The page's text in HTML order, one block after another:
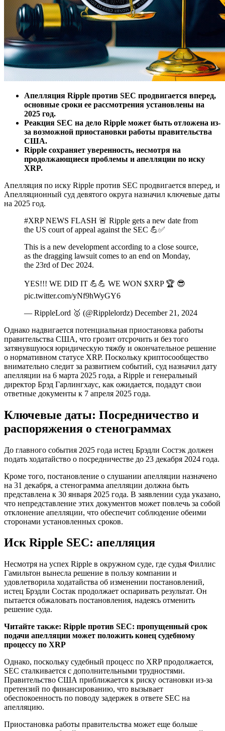
Апелляция Ripple против SEC продвигается вперед,
основные сроки ее рассмотрения установлены на
2025 год.
Реакция SEC на дело Ripple может быть отложена из-
за возможной приостановки работы правительства
США.
Ripple сохраняет уверенность, несмотря на
продолжающиеся проблемы и апелляции по иску
XRP.
Апелляция по иску Ripple против SEC продвигается вперед, и
Апелляционный суд девятого округа назначил ключевые даты
на 2025 год.
#XRP NEWS FLASH 🚨 Ripple gets a new date from
the US court of appeal against the SEC 💪✅️
This is a new development according to a close source,
as the dragging lawsuit comes to an end on Monday,
the 23rd of Dec 2024.
YES!!! WE DID IT 💪💪 WE WON $XRP 🏆 😎
pic.twitter.com/yNf9hWyGY6
— RippleLord 🥇 (@Ripplelordz) December 21, 2024
Однако надвигается потенциальная приостановка работы
правительства США, что грозит отсрочить и без того
затянувшуюся юридическую тяжбу и окончательное решение
о нормативном статусе XRP. Поскольку криптосообщество
внимательно следит за развитием событий, суд назначил дату
апелляции на 6 марта 2025 года, а Ripple и генеральный
директор Брэд Гарлингхаус, как ожидается, подадут свои
ответные документы к 7 апреля 2025 года.
Ключевые даты: Посредничество и
распоряжения о стенограммах
До главного события 2025 года истец Брэдли Состэк должен
подать ходатайство о посредничестве до 23 декабря 2024 года.
Кроме того, постановление о слушании апелляции назначено
на 31 декабря, а стенограмма апелляции должна быть
представлена к 30 января 2025 года. В заявлении суда указано,
что непредставление этих документов может повлечь за собой
отклонение апелляции, что обеспечит соблюдение обеими
сторонами установленных сроков.
Иск Ripple SEC: апелляция
Несмотря на успех Ripple в окружном суде, где судья Филлис
Гамильтон вынесла решение в пользу компании и
удовлетворила ходатайства об изменении постановлений,
истец Брэдли Состак продолжает оспаривать результат. Он
пытается обжаловать постановления, надеясь отменить
решение суда.
Читайте также: Ripple против SEC: пропущенный срок
подачи апелляции может положить конец судебному
процессу по XRP
Однако, поскольку судебный процесс по XRP продолжается,
SEC сталкивается с дополнительными трудностями.
Правительство США приближается к риску остановки из-за
претензий по финансированию, что вызывает
обеспокоенность по поводу задержек в ответе SEC на
апелляцию.
Приостановка работы правительства может еще больше